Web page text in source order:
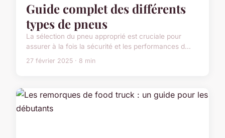
Guide complet des différents
types de pneus
La sélection du pneu approprié est cruciale pour
assurer à la fois la sécurité et les performances d...
27 février 2025 · 8 min